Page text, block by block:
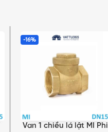
-16%
THÊM VÀO GIỎ HÀNG
Van 1 chiều lá lật MI Phi